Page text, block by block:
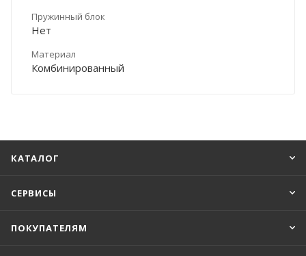
Пружинный блок
Нет
Материал
Комбинированный
КАТАЛОГ
СЕРВИСЫ
ПОКУПАТЕЛЯМ